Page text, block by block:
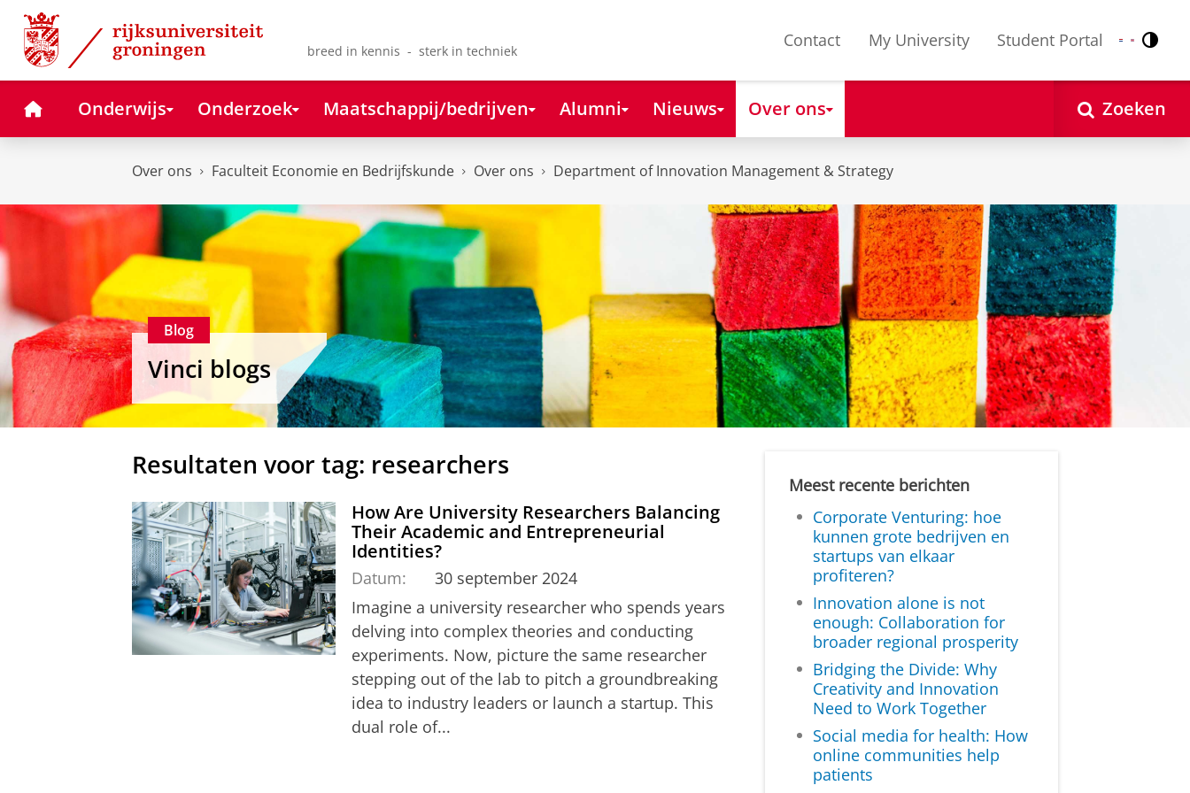
Skip
Content
Skip
Navigation
breed in kennis - sterk in techniek
Contact My University Student Portal Nederlands
English
HomeOnderwijs Onderzoek Maatschappij/bedrijven Alumni Nieuws Over ons Zoeken
Over ons Faculteit Economie en Bedrijfskunde Over ons Department of Innovation Management & Strategy
Blog
Vinci blogs
Resultaten voor tag: researchers
How Are University Researchers Balancing
Their Academic and Entrepreneurial
Identities?
Datum:
30 september 2024
Imagine a university researcher who spends years
delving into complex theories and conducting
experiments. Now, picture the same researcher
stepping out of the lab to pitch a groundbreaking
idea to industry leaders or launch a startup. This
dual role of...
Meest recente berichten
Corporate Venturing: hoe
kunnen grote bedrijven en
startups van elkaar
profiteren?
Innovation alone is not
enough: Collaboration for
broader regional prosperity
Bridging the Divide: Why
Creativity and Innovation
Need to Work Together
Social media for health: How
online communities help
patients